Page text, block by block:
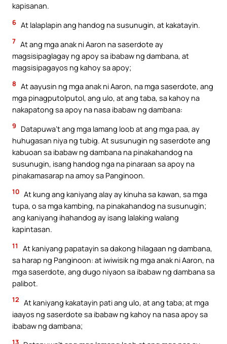
kapisanan.
6 At lalaplapin ang handog na susunugin, at kakatayin.
7 At ang mga anak ni Aaron na saserdote ay
magsisipaglagay ng apoy sa ibabaw ng dambana, at
magsisipagayos ng kahoy sa apoy;
8 At aayusin ng mga anak ni Aaron, na mga saserdote, ang
mga pinagputolputol, ang ulo, at ang taba, sa kahoy na
nakapatong sa apoy na nasa ibabaw ng dambana:
9
Datapuwa’t ang mga lamang loob at ang mga paa, ay
huhugasan niya ng tubig. At susunugin ng saserdote ang
kabuoan sa ibabaw ng dambana na pinakahandog na
susunugin, isang handog nga na pinaraan sa apoy na
pinakamasarap na amoy sa Panginoon.
10 At kung ang kaniyang alay ay kinuha sa kawan, sa mga
tupa, o sa mga kambing, na pinakahandog na susunugin;
ang kaniyang ihahandog ay isang lalaking walang
kapintasan.
11
At kaniyang papatayin sa dakong hilagaan ng dambana,
sa harap ng Panginoon: at iwiwisik ng mga anak ni Aaron, na
mga saserdote, ang dugo niyaon sa ibabaw ng dambana sa
palibot.
12 At kaniyang kakatayin pati ang ulo, at ang taba; at mga
iaayos ng saserdote sa ibabaw ng kahoy na nasa apoy sa
ibabaw ng dambana;
13